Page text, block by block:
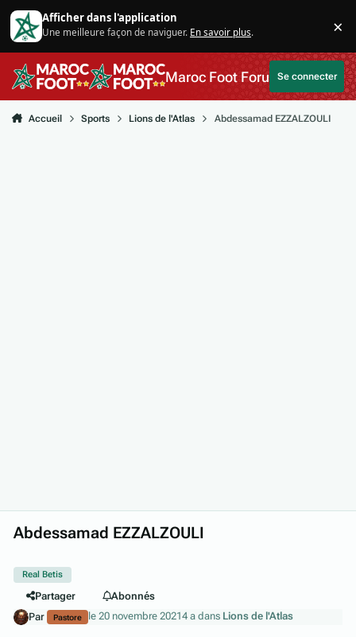
Aller au contenu
Afficher dans l'application
Une meilleure façon de naviguer. En savoir plus. ×
Maroc Foot ForumSe connecter
Accueil Sports Lions de l'Atlas Abdessamad EZZALZOULI
Abdessamad EZZALZOULI
Real Betis
Partager
Abonnés
Par
Pastore le 20 novembre 20214 a dans Lions de l'Atlas